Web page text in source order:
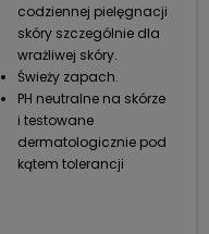
codziennej pielęgnacji
skóry szczególnie dla
wrażliwej skóry.
Świeży zapach.
PH neutralne na skórze
i testowane
dermatologicznie pod
kątem tolerancji